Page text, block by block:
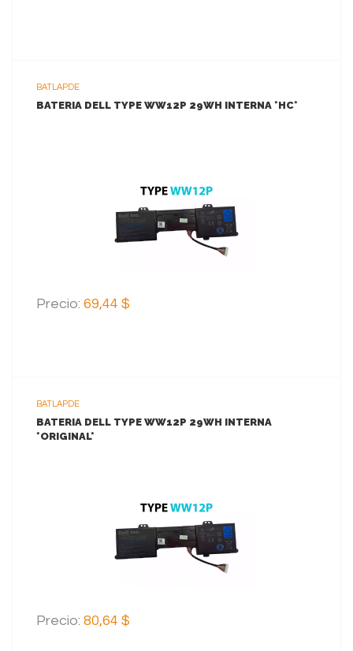
BATLAPDE
BATERIA DELL TYPE WW12P 29WH INTERNA *HC*
AGREGAR AL CARRITO
Precio: 69,44 $
BATLAPDE
BATERIA DELL TYPE WW12P 29WH INTERNA
*ORIGINAL*
AGREGAR AL CARRITO
Precio: 80,64 $